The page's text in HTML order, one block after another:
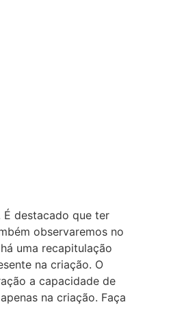
destacado que ter
observaremos no
uma recapitulação
na criação. O
a capacidade de
na criação. Faça